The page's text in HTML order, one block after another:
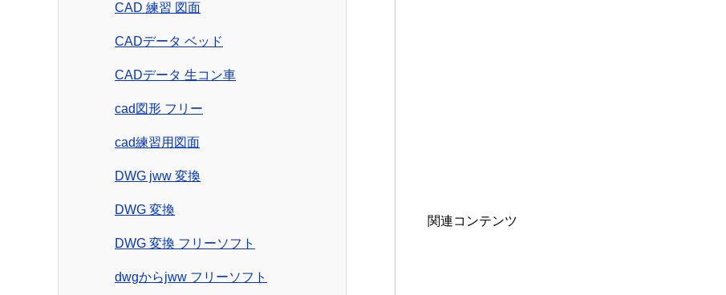
関連コンテンツ
CAD 練習 図面
CADデータ ベッド
CADデータ 生コン車
cad図形 フリー
cad練習用図面
DWG jww 変換
DWG 変換
DWG 変換 フリーソフト
dwgからjww フリーソフト